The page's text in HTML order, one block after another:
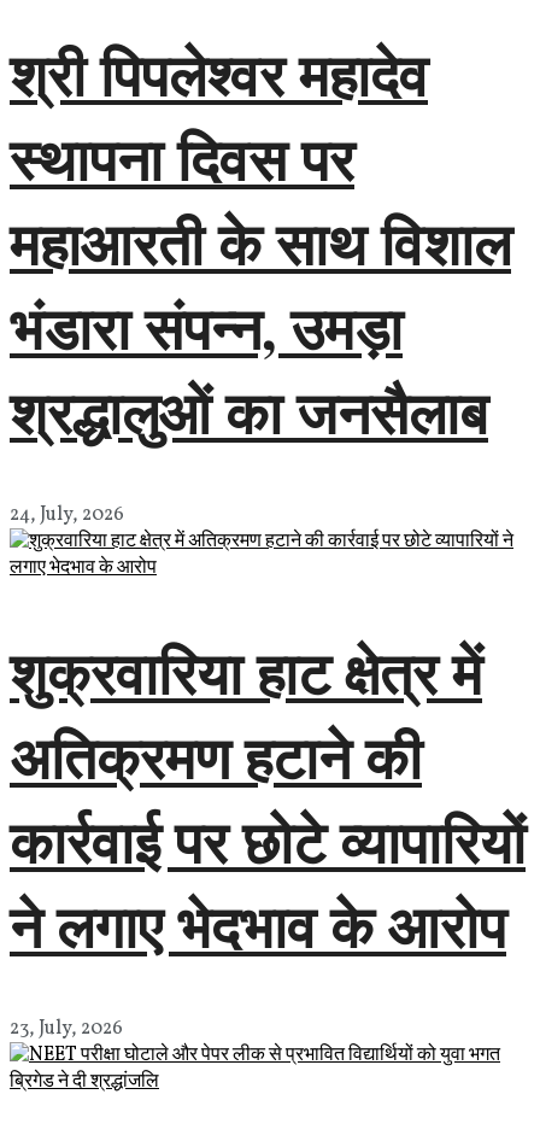
श्री पिपलेश्वर महादेव
स्थापना दिवस पर
महाआरती के साथ विशाल
भंडारा संपन्न, उमड़ा
श्रद्धालुओं का जनसैलाब
24, July, 2026
शुक्रवारिया हाट क्षेत्र में
अतिक्रमण हटाने की
कार्रवाई पर छोटे व्यापारियों
ने लगाए भेदभाव के आरोप
23, July, 2026